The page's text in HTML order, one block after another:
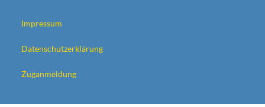
Impressum
Datenschutzerklärung
Zuganmeldung